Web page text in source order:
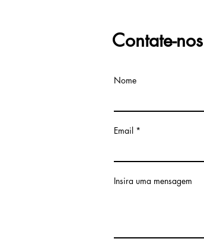
Contate-nos
Nome
Email
Insira uma mensagem